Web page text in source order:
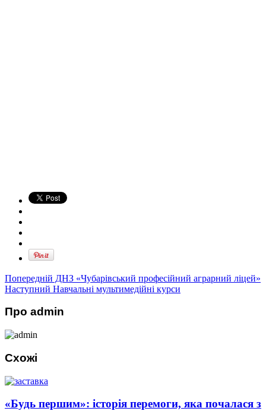
Попередній ДНЗ «Чубарівський професійний аграрний ліцей»
Наступний Навчальні мультимедійні курси
Про admin
Схожі
«Будь першим»: історія перемоги, яка почалася з